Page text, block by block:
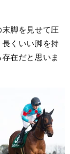
脚を見せて圧
くいい脚を持
在だと思いま